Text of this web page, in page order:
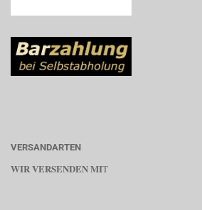
VERSANDARTEN
WIR VERSENDEN MIT